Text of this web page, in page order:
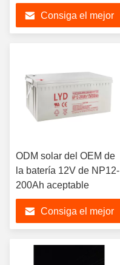
flotante diseñada
Consiga el mejor
ODM solar del OEM de
la batería 12V de NP12-
200Ah aceptable
Consiga el mejor